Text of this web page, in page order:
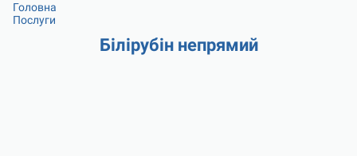
Головна
Послуги
Білірубін непрямий